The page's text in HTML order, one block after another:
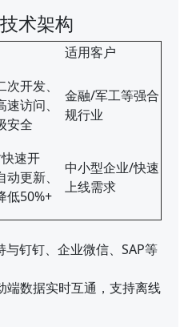
术架构
适用客户
次开发、
速访问、
安全
金融/军工等强合
规行业
速开
动更新、
低50%+
中小型企业/快速
上线需求
与钉钉、企业微信、SAP等
端数据实时互通，支持离线